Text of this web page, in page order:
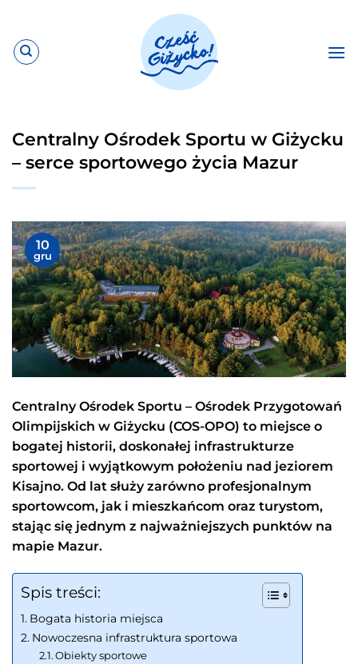
zawartości
Centralny Ośrodek Sportu w Giżycku
– serce sportowego życia Mazur
10
gru
Centralny Ośrodek Sportu – Ośrodek Przygotowań
Olimpijskich w Giżycku (COS-OPO) to miejsce o
bogatej historii, doskonałej infrastrukturze
sportowej i wyjątkowym położeniu nad jeziorem
Kisajno. Od lat służy zarówno profesjonalnym
sportowcom, jak i mieszkańcom oraz turystom,
stając się jednym z najważniejszych punktów na
mapie Mazur.
Spis treści:
Bogata historia miejsca
Nowoczesna infrastruktura sportowa
Obiekty sportowe